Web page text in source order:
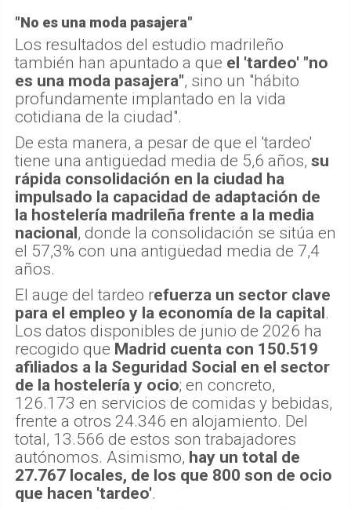
"No es una moda pasajera"
Los resultados del estudio madrileño
también han apuntado a que el 'tardeo' "no
es una moda pasajera", sino un "hábito
profundamente implantado en la vida
cotidiana de la ciudad".
De esta manera, a pesar de que el 'tardeo'
tiene una antigüedad media de 5,6 años, su
rápida consolidación en la ciudad ha
impulsado la capacidad de adaptación de
la hostelería madrileña frente a la media
nacional, donde la consolidación se sitúa en
el 57,3% con una antigüedad media de 7,4
años.
El auge del tardeo refuerza un sector clave
para el empleo y la economía de la capital.
Los datos disponibles de junio de 2026 ha
recogido que Madrid cuenta con 150.519
afiliados a la Seguridad Social en el sector
de la hostelería y ocio; en concreto,
126.173 en servicios de comidas y bebidas,
frente a otros 24.346 en alojamiento. Del
total, 13.566 de estos son trabajadores
autónomos. Asimismo, hay un total de
27.767 locales, de los que 800 son de ocio
que hacen 'tardeo'.